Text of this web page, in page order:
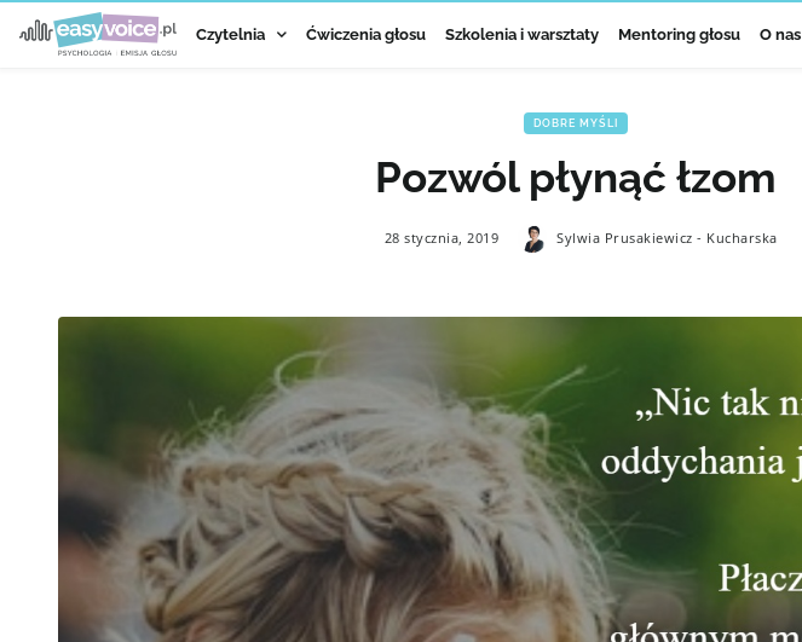
Czytelnia Ćwiczenia głosu Szkolenia i warsztaty Mentoring głosu O nas
DOBRE MYŚLI
Pozwól płynąć łzom
28 stycznia, 2019 Sylwia Prusakiewicz - Kucharska